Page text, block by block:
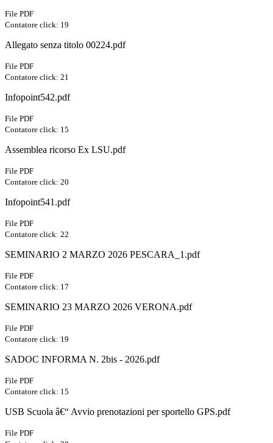
File PDF
Contatore click: 19
Allegato senza titolo 00224.pdf
File PDF
Contatore click: 21
Infopoint542.pdf
File PDF
Contatore click: 15
Assemblea ricorso Ex LSU.pdf
File PDF
Contatore click: 20
Infopoint541.pdf
File PDF
Contatore click: 22
SEMINARIO 2 MARZO 2026 PESCARA_1.pdf
File PDF
Contatore click: 17
SEMINARIO 23 MARZO 2026 VERONA.pdf
File PDF
Contatore click: 19
SADOC INFORMA N. 2bis - 2026.pdf
File PDF
Contatore click: 15
USB Scuola â€“ Avvio prenotazioni per sportello GPS.pdf
File PDF